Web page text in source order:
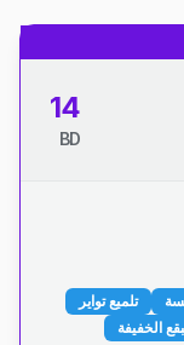
14
BD
تلميع تواير
الخفيفة